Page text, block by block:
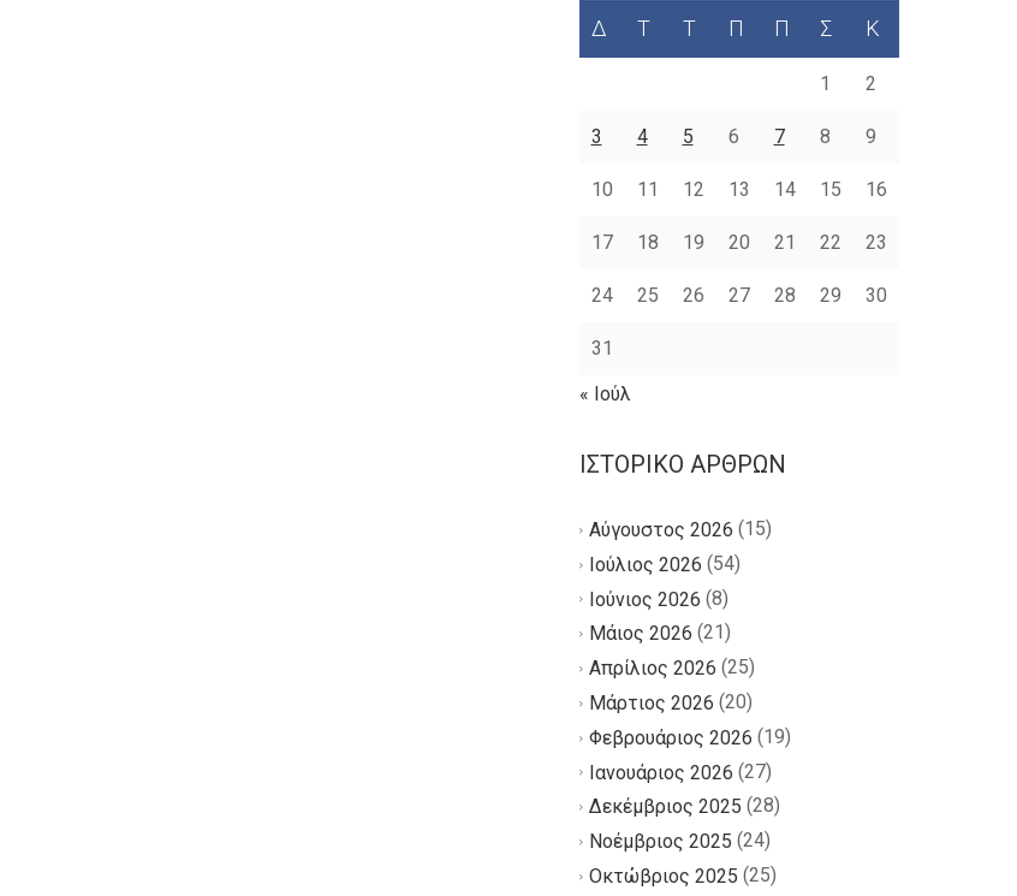
Δ Τ Τ Π Π Σ Κ
1 2
3 4 5 6 7 8 9
10 11 12 13 14 15 16
17 18 19 20 21 22 23
24 25 26 27 28 29 30
31
« Ιούλ
ΙΣΤΟΡΙΚΌ ΆΡΘΡΩΝ
Αύγουστος 2026 (15)
Ιούλιος 2026 (54)
Ιούνιος 2026 (8)
Μάιος 2026 (21)
Απρίλιος 2026 (25)
Μάρτιος 2026 (20)
Φεβρουάριος 2026 (19)
Ιανουάριος 2026 (27)
Δεκέμβριος 2025 (28)
Νοέμβριος 2025 (24)
Οκτώβριος 2025 (25)